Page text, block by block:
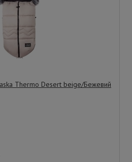
Thermo Desert beige/Бежевий